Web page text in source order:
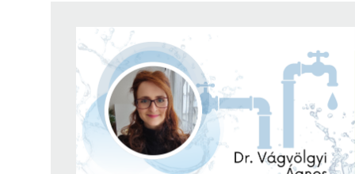
Tevékenységünk
Szakmai együttműködési megállapodások
Partnereink
Munkatársaink
Közösségi szolgálat
Csoportos látogatás
Elérhetőség
Díjtételek
Kérdezd a